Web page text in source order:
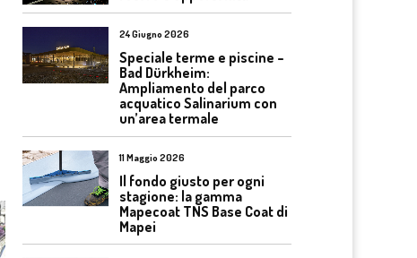
24 Giugno 2026
Speciale terme e piscine –
Bad Dürkheim:
Ampliamento del parco
acquatico Salinarium con
un’area termale
11 Maggio 2026
Il fondo giusto per ogni
stagione: la gamma
Mapecoat TNS Base Coat di
Mapei